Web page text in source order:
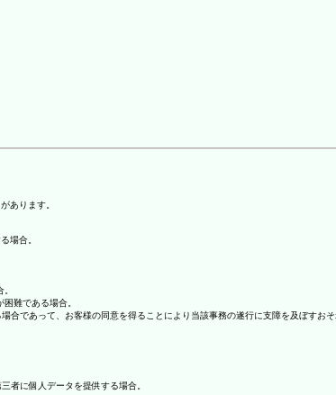
あります。
場合。
難である場合。
であって、お客様の同意を得ることにより当該事務の遂行に支障を及ぼすおそ
者に個人データを提供する場合。